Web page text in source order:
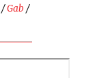
/Gab /